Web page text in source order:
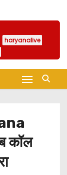
haryanalive
कॉल